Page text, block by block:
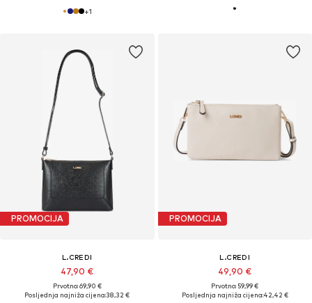
+1
PROMOCIJA
L.CREDI
47,90 €
Prvotno: 69,90 €
Posljednja najniža cijena:38,32 €
PROMOCIJA
L.CREDI
49,90 €
Prvotno: 59,99 €
Posljednja najniža cijena:42,42 €